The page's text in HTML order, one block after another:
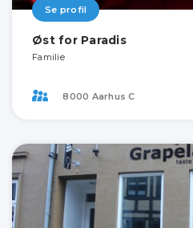
Se profil
Øst for Paradis
Familie
8000 Aarhus C